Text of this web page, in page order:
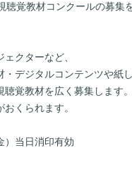
覚教材コンクールの募集
クターなど、
デジタルコンテンツや紙し
覚教材を広く募集します。
くられます。
）当日消印有効